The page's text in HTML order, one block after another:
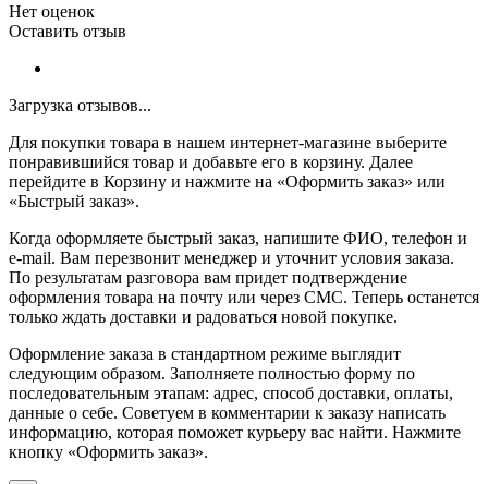
Нет оценок
Оставить отзыв
Загрузка отзывов...
Для покупки товара в нашем интернет-магазине выберите
понравившийся товар и добавьте его в корзину. Далее
перейдите в Корзину и нажмите на «Оформить заказ» или
«Быстрый заказ».
Когда оформляете быстрый заказ, напишите ФИО, телефон и
e-mail. Вам перезвонит менеджер и уточнит условия заказа.
По результатам разговора вам придет подтверждение
оформления товара на почту или через СМС. Теперь останется
только ждать доставки и радоваться новой покупке.
Оформление заказа в стандартном режиме выглядит
следующим образом. Заполняете полностью форму по
последовательным этапам: адрес, способ доставки, оплаты,
данные о себе. Советуем в комментарии к заказу написать
информацию, которая поможет курьеру вас найти. Нажмите
кнопку «Оформить заказ».